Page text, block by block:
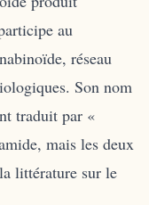
au
réseau
Son nom
traduit par «
mais les deux
littérature sur le